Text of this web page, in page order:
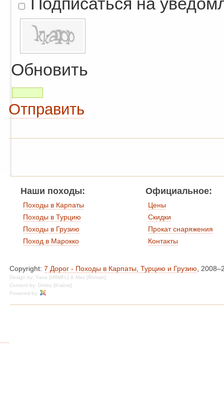
Подписаться на
Обновить
Отправить
Наши походы:
Походы в Карпаты
Походы в Турцию
Походы в Грузию
Поход в Марокко
Официальное:
Цены
Скидки
Прокат снаряжения
Контакты
Copyright: 7 Дорог - Походы в Карпаты, Турцию и Грузию,
Design by: Yana [HRMFL] & Max [Romah]
Content by: Dmitry [Krabat]
Powered by: